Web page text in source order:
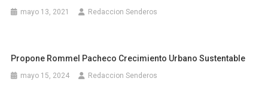
mayo 13, 2021 Redaccion Senderos
Propone Rommel Pacheco Crecimiento Urbano Sustentable
mayo 15, 2024 Redaccion Senderos